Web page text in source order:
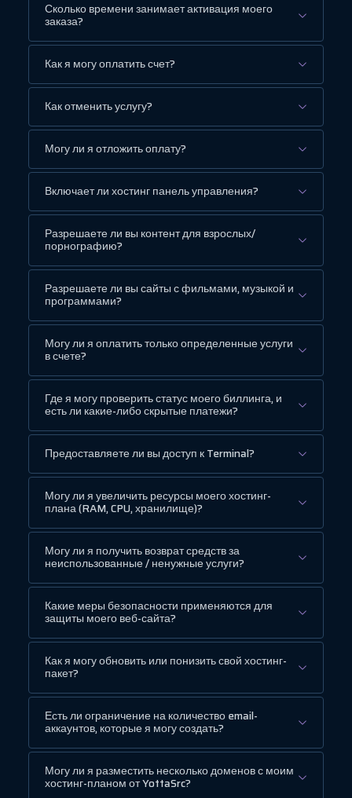
Сколько времени занимает активация моего
заказа?
Как я могу оплатить счет?
Как отменить услугу?
Могу ли я отложить оплату?
Включает ли хостинг панель управления?
Разрешаете ли вы контент для взрослых/
порнографию?
Разрешаете ли вы сайты с фильмами, музыкой и
программами?
Могу ли я оплатить только определенные услуги
в счете?
Где я могу проверить статус моего биллинга, и
есть ли какие-либо скрытые платежи?
Предоставляете ли вы доступ к Terminal?
Могу ли я увеличить ресурсы моего хостинг-
плана (RAM, CPU, хранилище)?
Могу ли я получить возврат средств за
неиспользованные / ненужные услуги?
Какие меры безопасности применяются для
защиты моего веб-сайта?
Как я могу обновить или понизить свой хостинг-
пакет?
Есть ли ограничение на количество email-
аккаунтов, которые я могу создать?
Могу ли я разместить несколько доменов с моим
хостинг-планом от YottaSrc?